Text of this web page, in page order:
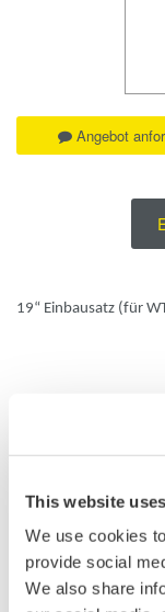
This website
We use cookies
provide social
We also share
19“ Einbausatz (für
Angebot
WT5000 -